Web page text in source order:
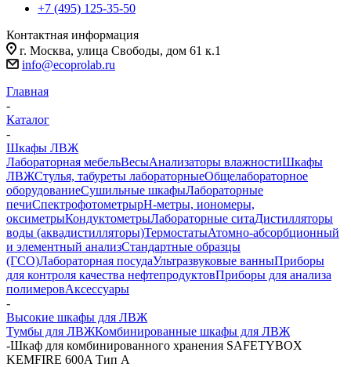
+7 (495) 125-35-50
Контактная информация
г. Москва, улица Свободы, дом 61 к.1
info@ecoprolab.ru
Главная
-
Каталог
-
Шкафы ЛВЖ
Лабораторная мебельВесыАнализаторы влажностиШкафы
ЛВЖСтулья, табуреты лабораторныеОбщелабораторное
оборудованиеСушильные шкафыЛабораторные
печиСпектрофотометрыpH-метры, иономеры,
оксиметрыКондуктометрыЛабораторные ситаДистилляторы
воды (аквадистилляторы)ТермостатыАтомно-абсорбционный
и элементный анализСтандартные образцы
(ГСО)Лабораторная посудаУльтразвуковые ванныПриборы
для контроля качества нефтепродуктовПриборы для анализа
полимеровАксессуары
-
Высокие шкафы для ЛВЖ
Тумбы для ЛВЖКомбинированные шкафы для ЛВЖ
-Шкаф для комбинированного хранения SAFETYBOX
KEMFIRE 600A Тип A